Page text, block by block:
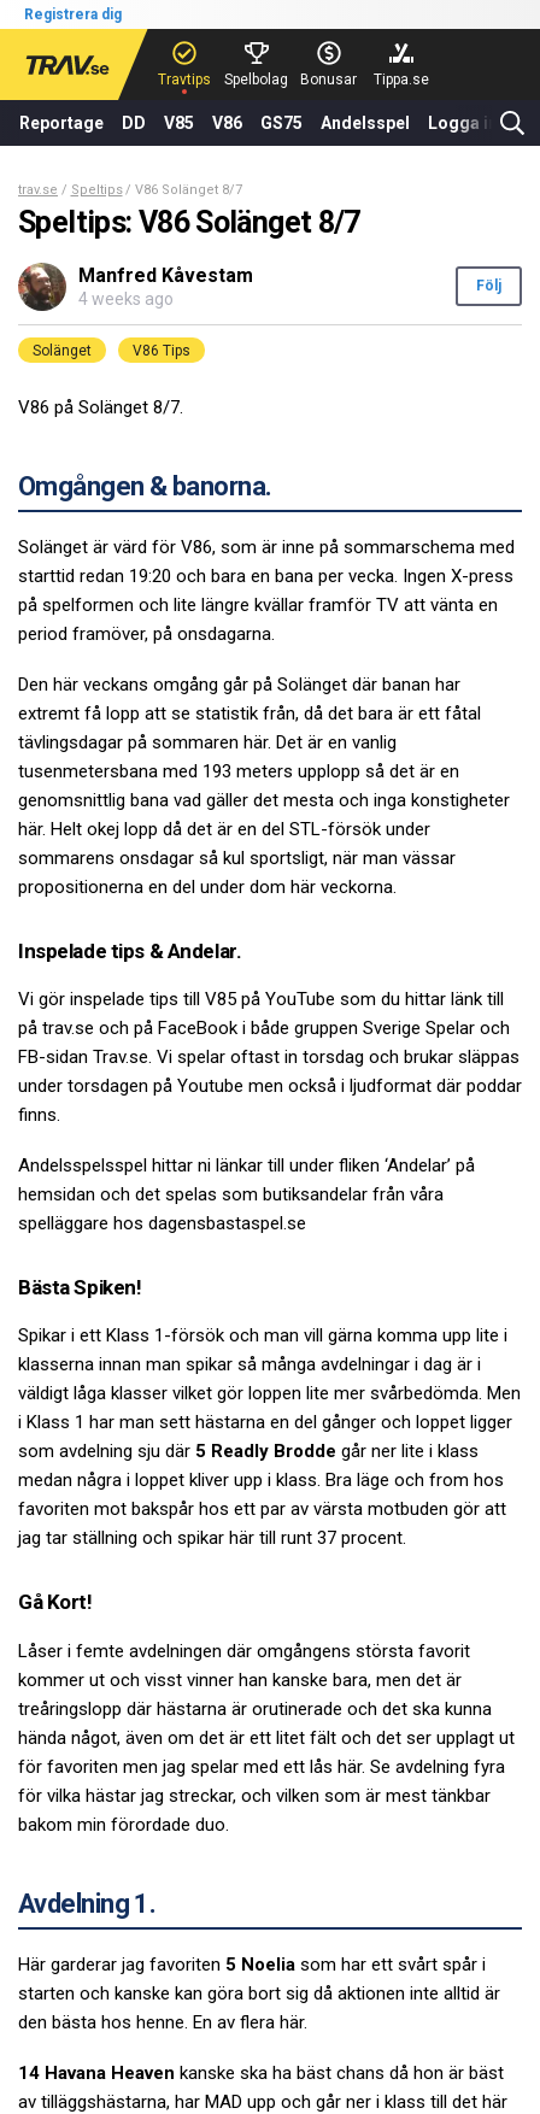
Registrera dig
Travtips Spelbolag Bonusar Tippa.se
Reportage DD V85 V86 GS75 Andelsspel Logga in
trav.se Speltips V86 Solänget 8/7
Speltips: V86 Solänget 8/7
Manfred Kåvestam
4 weeks ago
Följ
Solänget V86 Tips
V86 på Solänget 8/7.
Omgången & banorna.
Solänget är värd för V86, som är inne på sommarschema med
starttid redan 19:20 och bara en bana per vecka. Ingen X-press
på spelformen och lite längre kvällar framför TV att vänta en
period framöver, på onsdagarna.
Den här veckans omgång går på Solänget där banan har
extremt få lopp att se statistik från, då det bara är ett fåtal
tävlingsdagar på sommaren här. Det är en vanlig
tusenmetersbana med 193 meters upplopp så det är en
genomsnittlig bana vad gäller det mesta och inga konstigheter
här. Helt okej lopp då det är en del STL-försök under
sommarens onsdagar så kul sportsligt, när man vässar
propositionerna en del under dom här veckorna.
Inspelade tips & Andelar.
Vi gör inspelade tips till V85 på YouTube som du hittar länk till
på trav.se och på FaceBook i både gruppen Sverige Spelar och
FB-sidan Trav.se. Vi spelar oftast in torsdag och brukar släppas
under torsdagen på Youtube men också i ljudformat där poddar
finns.
Andelsspelsspel hittar ni länkar till under fliken ‘Andelar’ på
hemsidan och det spelas som butiksandelar från våra
spelläggare hos dagensbastaspel.se
Bästa Spiken!
Spikar i ett Klass 1-försök och man vill gärna komma upp lite i
klasserna innan man spikar så många avdelningar i dag är i
väldigt låga klasser vilket gör loppen lite mer svårbedömda. Men
i Klass 1 har man sett hästarna en del gånger och loppet ligger
som avdelning sju där 5 Readly Brodde går ner lite i klass
medan några i loppet kliver upp i klass. Bra läge och from hos
favoriten mot bakspår hos ett par av värsta motbuden gör att
jag tar ställning och spikar här till runt 37 procent.
Gå Kort!
Låser i femte avdelningen där omgångens största favorit
kommer ut och visst vinner han kanske bara, men det är
treåringslopp där hästarna är orutinerade och det ska kunna
hända något, även om det är ett litet fält och det ser upplagt ut
för favoriten men jag spelar med ett lås här. Se avdelning fyra
för vilka hästar jag streckar, och vilken som är mest tänkbar
bakom min förordade duo.
Avdelning 1.
Här garderar jag favoriten 5 Noelia som har ett svårt spår i
starten och kanske kan göra bort sig då aktionen inte alltid är
den bästa hos henne. En av flera här.
14 Havana Heaven kanske ska ha bäst chans då hon är bäst
av tilläggshästarna, har MAD upp och går ner i klass till det här